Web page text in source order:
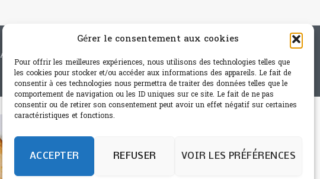
Gérer le consentement aux cookies
Pour offrir les meilleures expériences, nous utilisons des technologies telles que
les cookies pour stocker et/ou accéder aux informations des appareils. Le fait de
consentir à ces technologies nous permettra de traiter des données telles que le
comportement de navigation ou les ID uniques sur ce site. Le fait de ne pas
consentir ou de retirer son consentement peut avoir un effet négatif sur certaines
caractéristiques et fonctions.
ACCEPTER REFUSER VOIR LES PRÉFÉRENCES
de Presse - mail: contact@paris-bistro.com